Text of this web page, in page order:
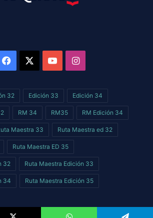
Facebook YouTubeInstagram
32 Edición 33 Edición 34
RM 34 RM35 RM Edición 34
Maestra 33 Ruta Maestra ed 32
Ruta Maestra ED 35
32 Ruta Maestra Edición 33
34 Ruta Maestra Edición 35